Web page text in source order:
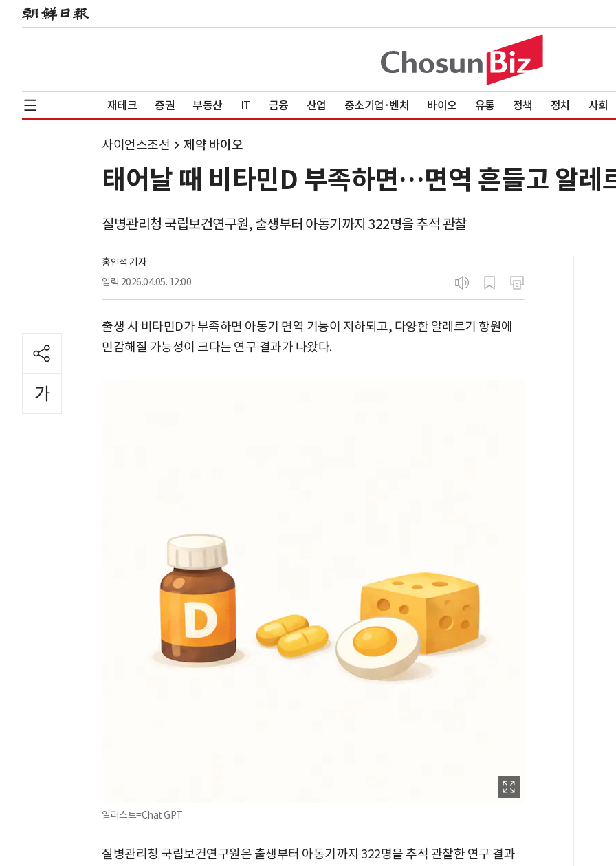
재테크 증권 부동산 IT 금융 산업 중소기업·벤처 바이오 유통 정책 정치 사회
사이언스조선 제약 바이오
태어날 때 비타민D 부족하면…면역 흔들고 알레
질병관리청 국립보건연구원, 출생부터 아동기까지 322명을 추적 관찰
홍인석 기자
입력 2026.04.05. 12:00
출생 시 비타민D가 부족하면 아동기 면역 기능이 저하되고, 다양한 알레르기 항원에
민감해질 가능성이 크다는 연구 결과가 나왔다.
일러스트=Chat GPT
질병관리청 국립보건연구원은 출생부터 아동기까지 322명을 추적 관찰한 연구 결과